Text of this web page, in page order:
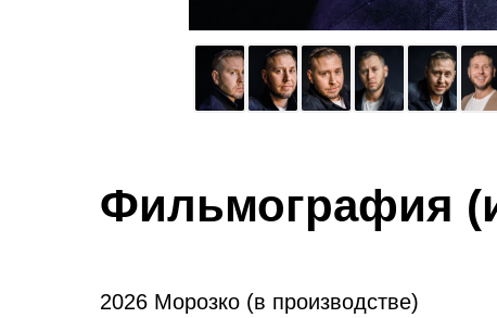
Фильмография
2026 Морозко (в производстве)